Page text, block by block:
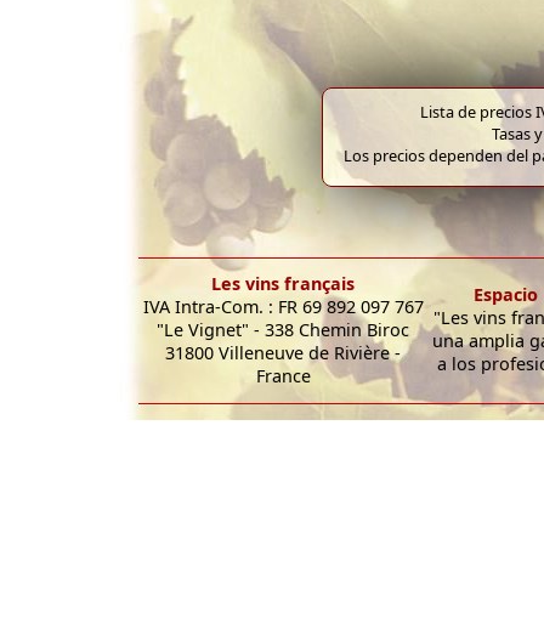
Lista de precios
Tasas
Los precios dependen del
Les vins français
IVA Intra-Com. : FR 69 892 097 767
"Le Vignet" - 338 Chemin Biroc
31800 Villeneuve de Rivière -
France
"Les vins
una amplia
a los